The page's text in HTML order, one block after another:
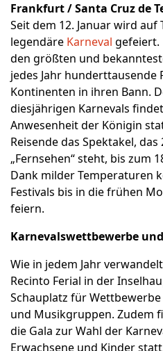
Frankfurt / Santa Cruz de
Seit dem 12. Januar wird
legendäre Karneval gefeiert.
den größten und
jedes Jahr hunderttausende
Kontinenten in ihren Bann.
diesjährigen Karnevals
Anwesenheit der Königin
Reisende das Spektakel,
„Fernsehen“ steht, bis zum
Dank milder Temperaturen
Festivals bis in die frühen
feiern.
Karnevalswettbewerbe
Wie in jedem Jahr
Recinto Ferial in der
Schauplatz für
und Musikgruppen. Zudem
die Gala zur Wahl der
Erwachsene und Kinder